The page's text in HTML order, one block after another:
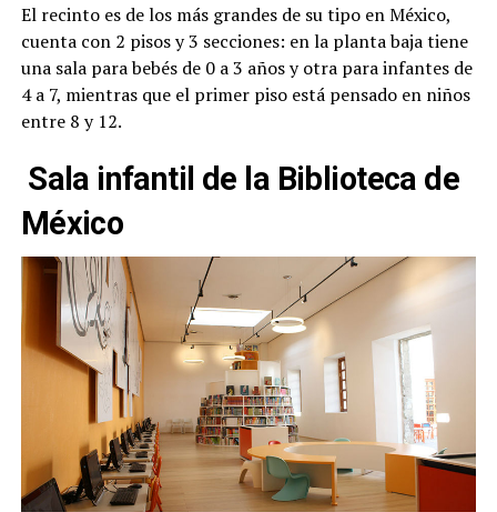
El recinto es de los más grandes de su tipo en México,
cuenta con 2 pisos y 3 secciones: en la planta baja tiene
una sala para bebés de 0 a 3 años y otra para infantes de
4 a 7, mientras que el primer piso está pensado en niños
entre 8 y 12.
Sala infantil de la Biblioteca de
México